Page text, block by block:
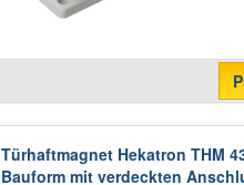
Türhaftmagnet Hekatron THM
Bauform mit verdeckten